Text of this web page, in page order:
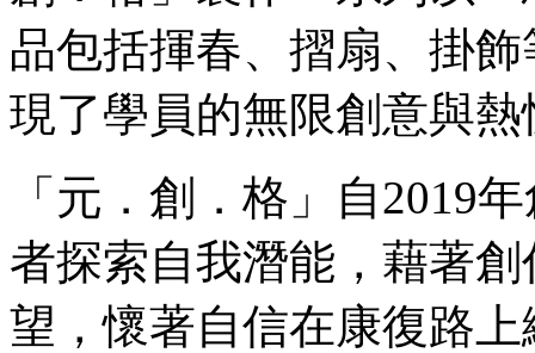
品包括揮春、摺扇、掛
現了學員的無限創意與熱
「元．創．格」自2019
者探索自我潛能，藉著
望，懷著自信在康復路